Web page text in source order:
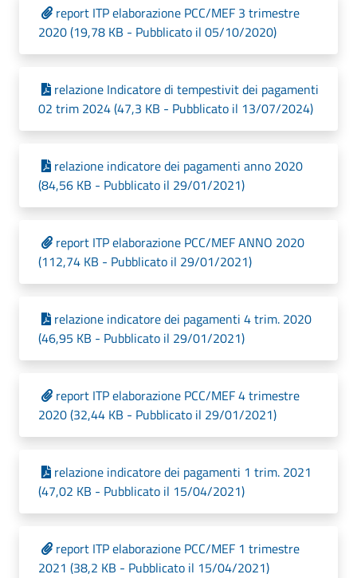
report ITP elaborazione PCC/MEF 3 trimestre
2020 (19,78 KB - Pubblicato il 05/10/2020)
relazione Indicatore di tempestivit dei pagamenti
02 trim 2024 (47,3 KB - Pubblicato il 13/07/2024)
relazione indicatore dei pagamenti anno 2020
(84,56 KB - Pubblicato il 29/01/2021)
report ITP elaborazione PCC/MEF ANNO 2020
(112,74 KB - Pubblicato il 29/01/2021)
relazione indicatore dei pagamenti 4 trim. 2020
(46,95 KB - Pubblicato il 29/01/2021)
report ITP elaborazione PCC/MEF 4 trimestre
2020 (32,44 KB - Pubblicato il 29/01/2021)
relazione indicatore dei pagamenti 1 trim. 2021
(47,02 KB - Pubblicato il 15/04/2021)
report ITP elaborazione PCC/MEF 1 trimestre
2021 (38,2 KB - Pubblicato il 15/04/2021)